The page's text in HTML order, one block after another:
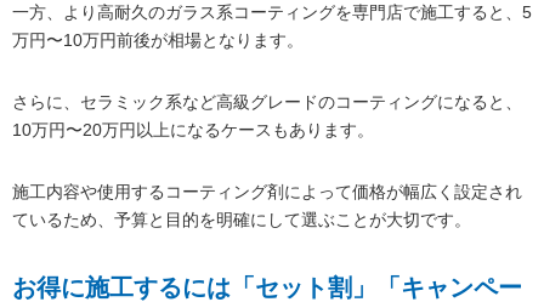
一方、より高耐久のガラス系コーティングを専門店で施工すると、5
万円〜10万円前後が相場となります。
さらに、セラミック系など高級グレードのコーティングになると、
10万円〜20万円以上になるケースもあります。
施工内容や使用するコーティング剤によって価格が幅広く設定され
ているため、予算と目的を明確にして選ぶことが大切です。
お得に施工するには「セット割」「キャンペー